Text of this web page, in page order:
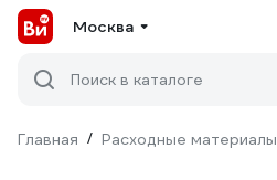
Москва
Поиск в каталоге
Главная / Расходные материалы